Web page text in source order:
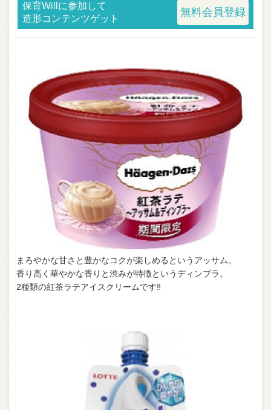
保育Willに参加して
造形コンテンツゲット
無料会員登録
まろやかな甘さと豊かなコクが楽しめるというアッサム。
香り高く華やかな香りと渋みが特徴というディンブラ。
2種類の紅茶ラテアイスクリームです‼︎